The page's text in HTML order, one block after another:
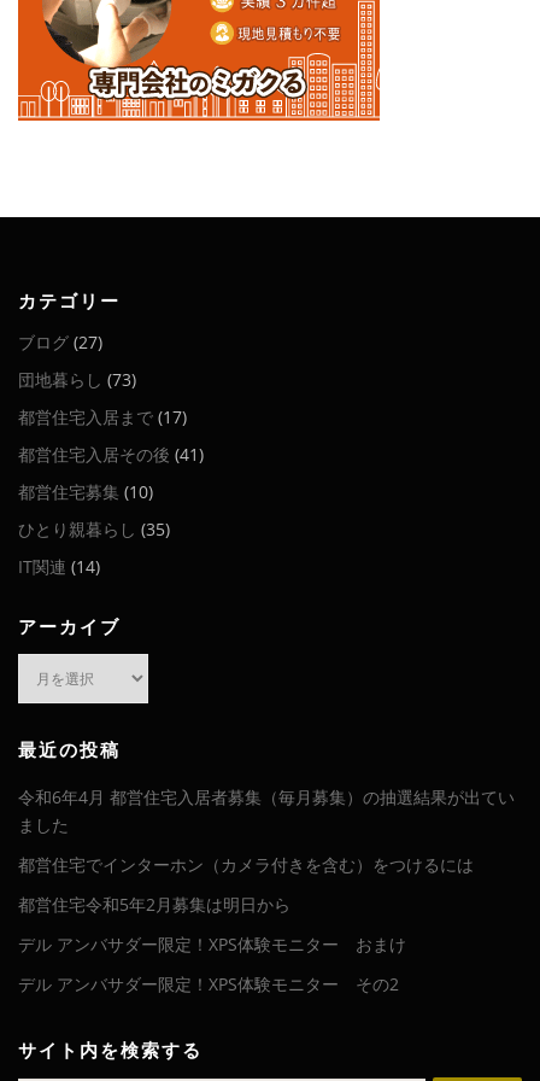
カテゴリー
ブログ (27)
団地暮らし (73)
都営住宅入居まで (17)
都営住宅入居その後 (41)
都営住宅募集 (10)
ひとり親暮らし (35)
IT関連 (14)
アーカイブ
イ
最近の投稿
令和6年4月 都営住宅入居者募集（毎月募集）の抽選結果が出てい
ました
都営住宅でインターホン（カメラ付きを含む）をつけるには
都営住宅令和5年2月募集は明日から
デル アンバサダー限定！XPS体験モニター おまけ
デル アンバサダー限定！XPS体験モニター その2
サイト内を検索する